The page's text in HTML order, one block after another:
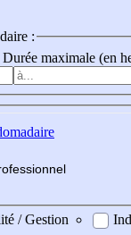
:
Durée maximale (en
fessionnel
/ Gestion